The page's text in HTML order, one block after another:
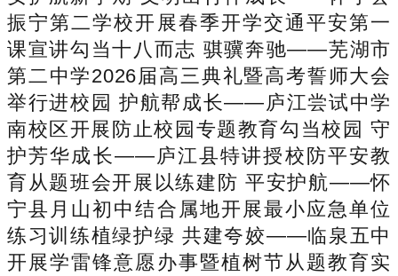
振宁第二学校开展春季开学交通平安第一
课宣讲勾当十八而志 骐骥奔驰——芜湖市
第二中学2026届高三典礼暨高考誓师大会
举行进校园 护航帮成长——庐江尝试中学
南校区开展防止校园专题教育勾当校园 守
护芳华成长——庐江县特讲授校防平安教
育从题班会开展以练建防 平安护航——怀
宁县月山初中结合属地开展最小应急单位
练习训练植绿护绿 共建夸姣——临泉五中
开展学雷锋意愿办事暨植树节从题教育实